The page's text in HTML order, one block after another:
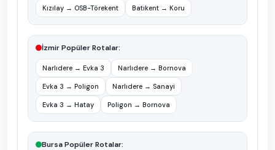
Kızılay → OSB-Törekent Batıkent → Koru
İzmirPopüler Rotalar:
Narlıdere → Evka 3 Narlıdere → Bornova
Evka 3 → Poligon Narlıdere → Sanayi
Evka 3 → Hatay Poligon → Bornova
BursaPopüler Rotalar: